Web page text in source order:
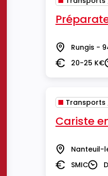
Lieu Rungis -
Salaire20-25 K€
Transports
Cariste
Lieu Nanteuil-
Salaire
SMIC